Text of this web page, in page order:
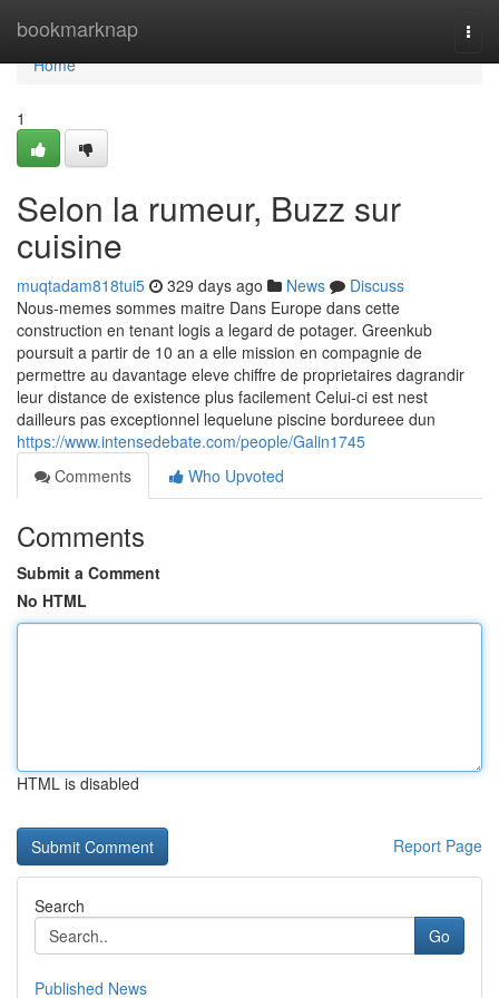
bookmarknap
Home
Home
1
Selon la rumeur, Buzz sur
cuisine
muqtadam818tui5 329 days ago News
Discuss
Nous-memes sommes maitre Dans Europe dans cette
construction en tenant logis a legard de potager. Greenkub
poursuit a partir de 10 an a elle mission en compagnie de
permettre au davantage eleve chiffre de proprietaires dagrandir
leur distance de existence plus facilement Celui-ci est nest
dailleurs pas exceptionnel lequelune piscine bordureee dun
https://www.intensedebate.com/people/Galin1745
Comments
Who Upvoted
Comments
Submit a Comment
No HTML
HTML is disabled
Report Page
Search
Go
Published News